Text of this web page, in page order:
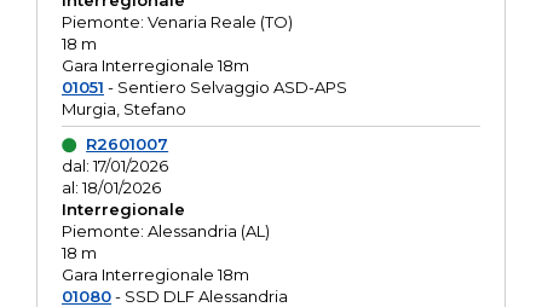
Piemonte: Venaria Reale (TO)
18 m
Gara Interregionale 18m
01051 - Sentiero Selvaggio ASD-APS
Murgia, Stefano
R2601007
dal: 17/01/2026
al: 18/01/2026
Interregionale
Piemonte: Alessandria (AL)
18 m
Gara Interregionale 18m
01080- SSD DLF Alessandria